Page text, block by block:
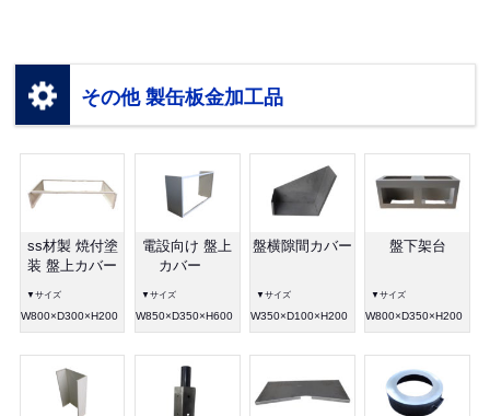
その他 製缶板金加工品
ss材製 焼付塗
装 盤上カバー
▼サイズ
W800×D300×H200
電設向け 盤上
カバー
▼サイズ
W850×D350×H600
盤横隙間カバー
▼サイズ
W350×D100×H200
盤下架台
▼サイズ
W800×D350×H200